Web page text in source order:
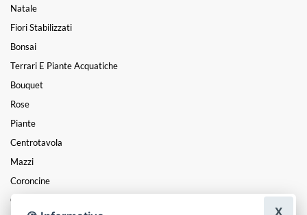
Natale
Fiori Stabilizzati
Bonsai
Terrari E Piante Acquatiche
Bouquet
Rose
Piante
Centrotavola
Mazzi
Coroncine
Composizioni
X